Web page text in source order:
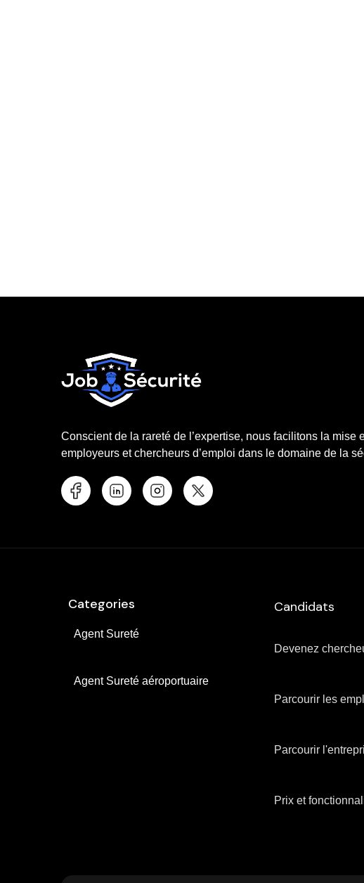
Conscient de la rareté de l’expertise, nous facilitons la mise
employeurs et chercheurs d’emploi dans le domaine de la
Categories
Agent Sureté
Agent Sureté aéroportuaire
Candidats
Devenez
Parcourir les
Parcourir
Prix ​​et